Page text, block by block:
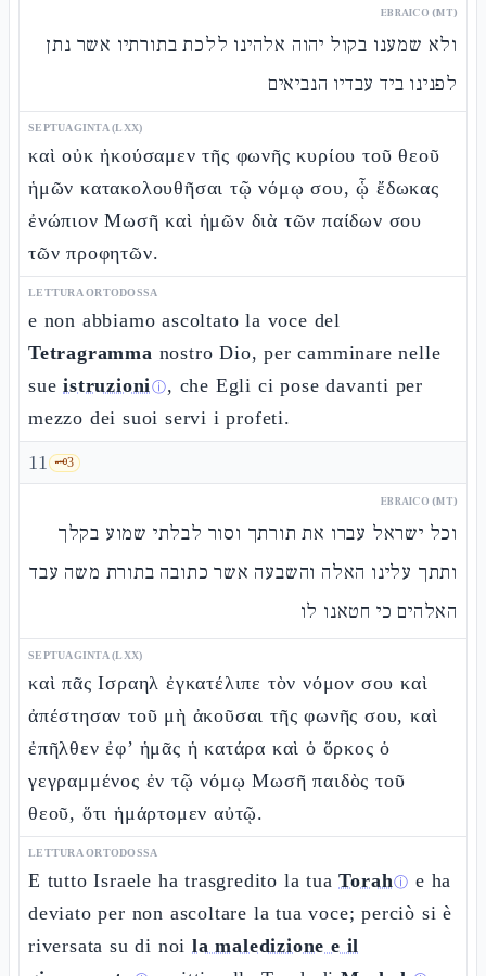
EBRAICO (MT)
ולא שמענו בקול יהוה אלהינו ללכת בתורתיו אשר נתן
לפנינו ביד עבדיו הנביאים
SEPTUAGINTA (LXX)
καὶ οὐκ ἠκούσαμεν τῆς φωνῆς κυρίου τοῦ θεοῦ
ἡμῶν κατακολουθῆσαι τῷ νόμῳ σου, ᾧ ἔδωκας
ἐνώπιον Μωσῆ καὶ ἡμῶν διὰ τῶν παίδων σου
τῶν προφητῶν.
LETTURA ORTODOSSA
e non abbiamo ascoltato la voce del
Tetragramma nostro Dio, per camminare nelle
sueistruzioniⓘ, che Egli ci pose davanti per
mezzo dei suoi servi i profeti.
11 🗝️3
EBRAICO (MT)
וכל ישראל עברו את תורתך וסור לבלתי שמוע בקלך
ותתך עלינו האלה והשבעה אשר כתובה בתורת משה עבד
האלהים כי חטאנו לו
SEPTUAGINTA (LXX)
καὶ πᾶς Ισραηλ ἐγκατέλιπε τὸν νόμον σου καὶ
ἀπέστησαν τοῦ μὴ ἀκοῦσαι τῆς φωνῆς σου, καὶ
ἐπῆλθεν ἐφ’ ἡμᾶς ἡ κατάρα καὶ ὁ ὅρκος ὁ
γεγραμμένος ἐν τῷ νόμῳ Μωσῆ παιδὸς τοῦ
θεοῦ, ὅτι ἡμάρτομεν αὐτῷ.
LETTURA ORTODOSSA
E tutto Israele ha trasgredito la tuaTorahⓘ e ha
deviato per non ascoltare la tua voce; perciò si è
riversata su di noila maledizione e il